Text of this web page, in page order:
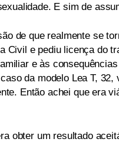
E sim de
de que realmente se
Civil e pediu licença do
e às
da modelo Lea T,
Então achei que era
obter um resultado